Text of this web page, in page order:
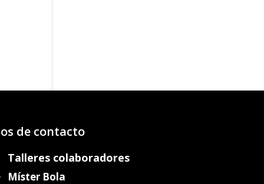
de contacto
Talleres colaboradores
Míster Bola